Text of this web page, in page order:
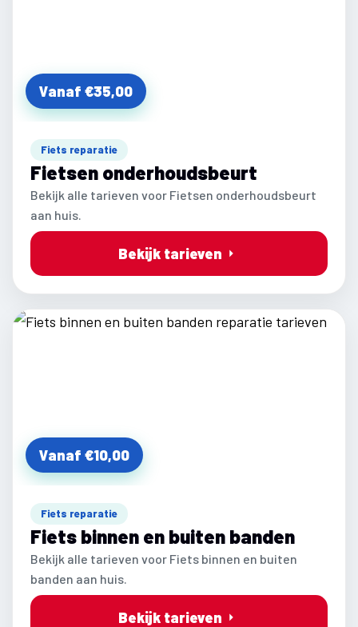
Vanaf €35,00
Fiets reparatie
Fietsen onderhoudsbeurt
Bekijk alle tarieven voor Fietsen onderhoudsbeurt
aan huis.
Bekijk tarieven
Vanaf €10,00
Fiets reparatie
Fiets binnen en buiten banden
Bekijk alle tarieven voor Fiets binnen en buiten
banden aan huis.
Bekijk tarieven